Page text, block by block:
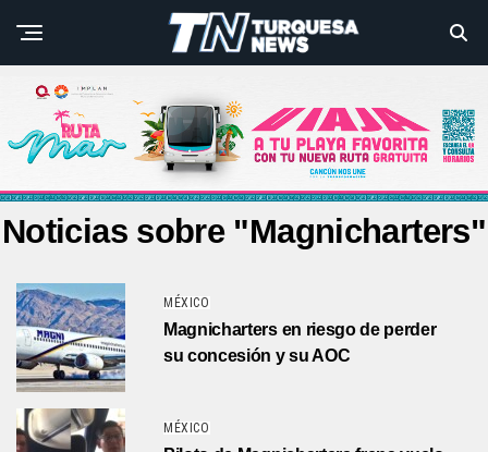
Noticias sobre "Magnicharters"
MÉXICO
Magnicharters en riesgo de perder
su concesión y su AOC
MÉXICO